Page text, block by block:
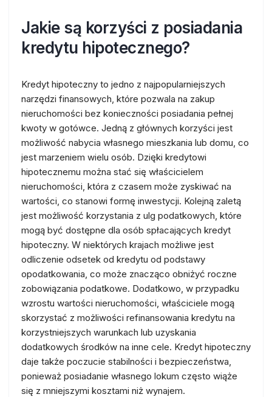
Jakie są korzyści z posiadania
kredytu hipotecznego?
Kredyt hipoteczny to jedno z najpopularniejszych
narzędzi finansowych, które pozwala na zakup
nieruchomości bez konieczności posiadania pełnej
kwoty w gotówce. Jedną z głównych korzyści jest
możliwość nabycia własnego mieszkania lub domu, co
jest marzeniem wielu osób. Dzięki kredytowi
hipotecznemu można stać się właścicielem
nieruchomości, która z czasem może zyskiwać na
wartości, co stanowi formę inwestycji. Kolejną zaletą
jest możliwość korzystania z ulg podatkowych, które
mogą być dostępne dla osób spłacających kredyt
hipoteczny. W niektórych krajach możliwe jest
odliczenie odsetek od kredytu od podstawy
opodatkowania, co może znacząco obniżyć roczne
zobowiązania podatkowe. Dodatkowo, w przypadku
wzrostu wartości nieruchomości, właściciele mogą
skorzystać z możliwości refinansowania kredytu na
korzystniejszych warunkach lub uzyskania
dodatkowych środków na inne cele. Kredyt hipoteczny
daje także poczucie stabilności i bezpieczeństwa,
ponieważ posiadanie własnego lokum często wiąże
się z mniejszymi kosztami niż wynajem.